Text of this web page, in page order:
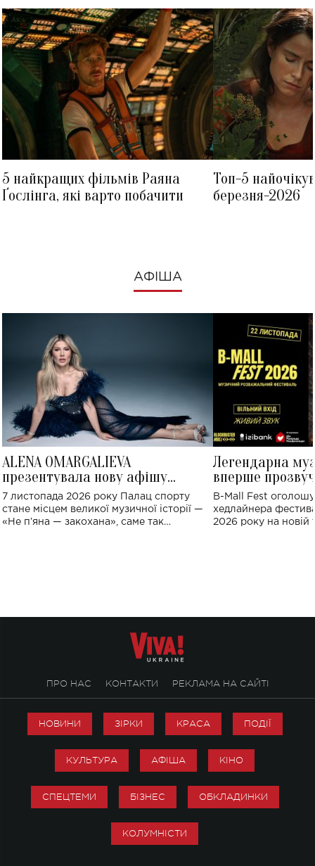
5 найкращих фільмів Раяна
Ґослінга, які варто побачити
Топ-5
березня-2026
АФІША
ALENA OMARGALIEVA
презентувала нову афішу
великого концерту в Палаці
спорту
7 листопада 2026 року Палац спорту
стане місцем великої музичної історії —
«Не пʼяна — закохана», саме так
Легендарна
вперше
Україні: де
B-Mall Fest
хедлайнера
2026 року на новій
ПРО НАС КОНТАКТИ РЕКЛАМА НА САЙТІ
НОВИНИ ЗІРКИ КРАСА ПОДІЇ
КУЛЬТУРА АФІША КІНО
СПЕЦТЕМИ БІЗНЕС ОБКЛАДИНКИ
КОЛУМНІСТИ